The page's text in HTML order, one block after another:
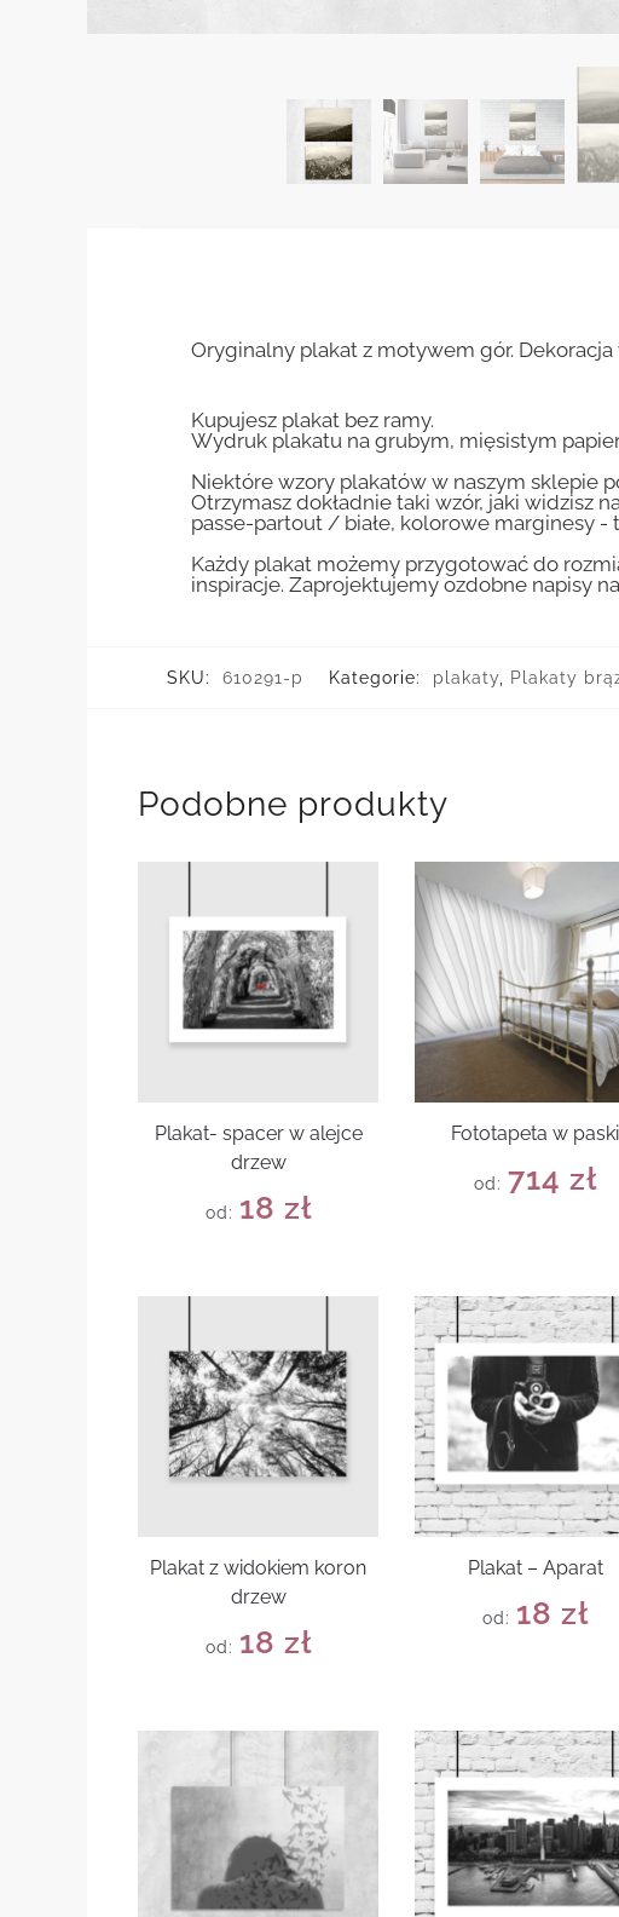
Oryginalny plakat z motywem gór.
Kupujesz plakat bez ramy.
Wydruk plakatu na grubym, mięsistym
Niektóre wzory plakatów w naszym sklepie
Otrzymasz dokładnie taki wzór, jaki widzisz
passe-partout / białe, kolorowe marginesy -
Każdy plakat możemy przygotować do
inspiracje. Zaprojektujemy ozdobne napisy
SKU: 610291-p Kategorie: plakaty Plakaty
Podobne produkty
Plakat- spacer w alejce
drzew
od: 18 zł
Fototapeta w paski
od: 714 zł
Plakat z widokiem koron
drzew
od: 18 zł
Plakat – Aparat
od: 18 zł